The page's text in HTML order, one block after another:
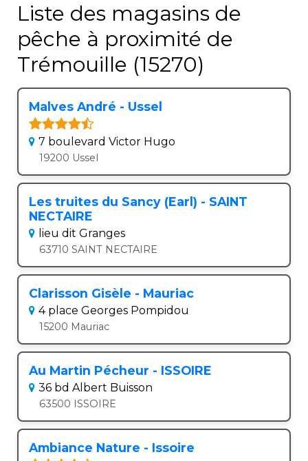
Liste des magasins de
pêche à proximité de
Trémouille (15270)
Malves André - Ussel
7 boulevard Victor Hugo
19200 Ussel
Les truites du Sancy (Earl) - SAINT
NECTAIRE
lieu dit Granges
63710 SAINT NECTAIRE
Clarisson Gisèle - Mauriac
4 place Georges Pompidou
15200 Mauriac
Au Martin Pécheur - ISSOIRE
36 bd Albert Buisson
63500 ISSOIRE
Ambiance Nature - Issoire